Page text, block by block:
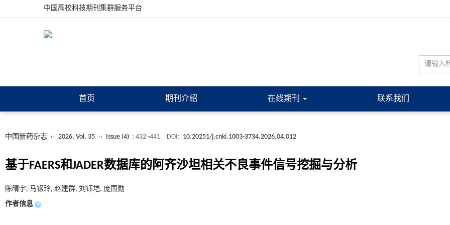
中国高校科技期刊集群服务平台
首页 期刊介绍 在线期刊 联系我们
中国新药杂志 ›› 2026, Vol. 35 ›› Issue (4) : 432 -441. DOI: 10.20251/j.cnki.1003-3734.2026.04.012
基于FAERS和JADER数据库的阿齐沙坦相关不良事件信号挖掘与分析
陈晴宇, 马银玲, 赵建群, 刘钰垲, 庞国勋
作者信息 +